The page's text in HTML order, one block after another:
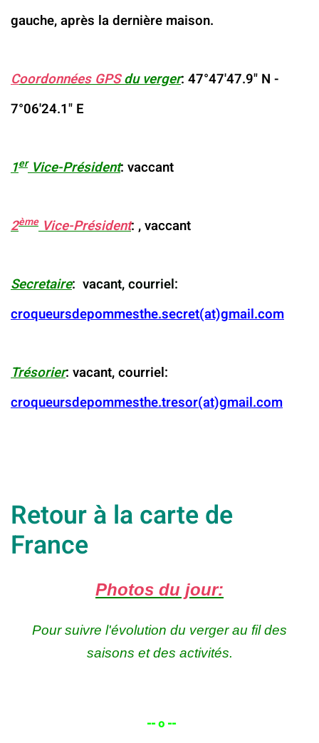
gauche, après la dernière maison.
Coordonnées GPSdu verger: 47°47'47.9" N -
7°06'24.1" E
1erVice-Président: vaccant
2èmeVice-Président: , vaccant
Secretaire: vacant, courriel:
croqueursdepommesthe.secret(at)gmail.com
Trésorier: vacant, courriel:
croqueursdepommesthe.tresor(at)gmail.com
Retour à la carte de
France
Photos du jour:
Pour suivre l'évolution du verger au fil des
saisons et des activités.
-- o --